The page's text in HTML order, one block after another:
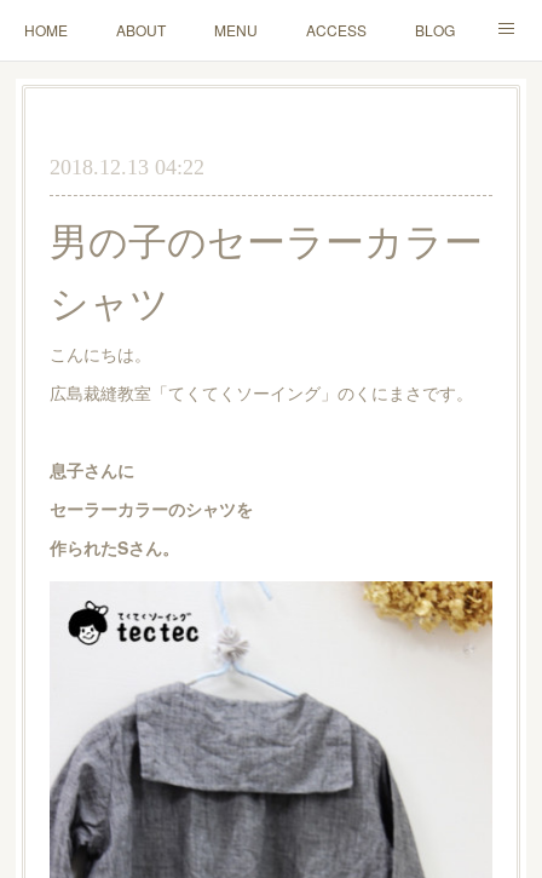
HOME ABOUT MENU ACCESS BLOG
MAIL
2018.12.13 04:22
男の子のセーラーカラー
シャツ
こんにちは。
広島裁縫教室「てくてくソーイング」のくにまさです。
息子さんに
セーラーカラーのシャツを
作られたSさん。